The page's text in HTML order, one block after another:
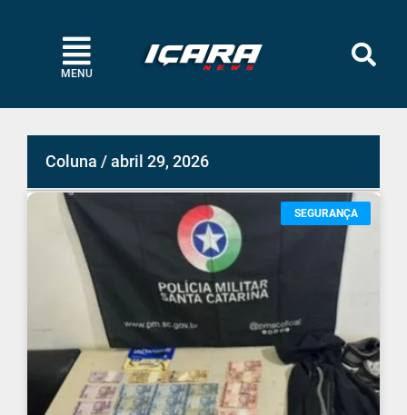
MENU
Coluna / abril 29, 2026
SEGURANÇA